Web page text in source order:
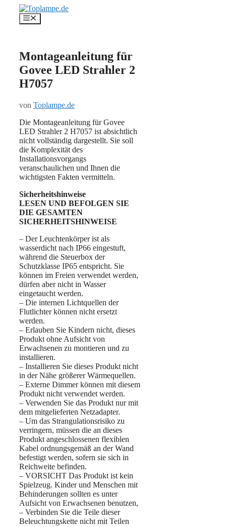
Inhalt
springen
Menü
Montageanleitung für
Govee LED Strahler 2
H7057
von Toplampe.de
Die Montageanleitung für Govee
LED Strahler 2 H7057 ist absichtlich
nicht vollständig dargestellt. Sie soll
die Komplexität des
Installationsvorgangs
veranschaulichen und Ihnen die
wichtigsten Fakten vermitteln.
Sicherheitshinweise
LESEN UND BEFOLGEN SIE
DIE GESAMTEN
SICHERHEITSHINWEISE
– Der Leuchtenkörper ist als
wasserdicht nach IP66 eingestuft,
während die Steuerbox der
Schutzklasse IP65 entspricht. Sie
können im Freien verwendet werden,
dürfen aber nicht in Wasser
eingetaucht werden.
– Die internen Lichtquellen der
Flutlichter können nicht ersetzt
werden.
– Erlauben Sie Kindern nicht, dieses
Produkt ohne Aufsicht von
Erwachsenen zu montieren und zu
installieren.
– Installieren Sie dieses Produkt nicht
in der Nähe größerer Wärmequellen.
– Externe Dimmer können mit diesem
Produkt nicht verwendet werden.
– Verwenden Sie das Produkt nur mit
dem mitgelieferten Netzadapter.
– Um das Strangulationsrisiko zu
verringern, müssen die an dieses
Produkt angeschlossenen flexiblen
Kabel ordnungsgemäß an der Wand
befestigt werden, sofern sie sich in
Reichweite befinden.
– VORSICHT Das Produkt ist kein
Spielzeug. Kinder und Menschen mit
Behinderungen sollten es unter
Aufsicht von Erwachsenen benutzen,
– Verbinden Sie die Teile dieser
Beleuchtungskette nicht mit Teilen